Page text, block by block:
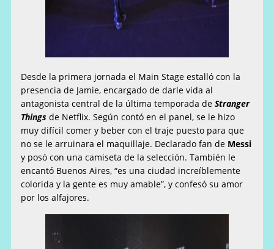
Desde la primera jornada el Main Stage estalló con la
presencia de Jamie, encargado de darle vida al
antagonista central de la última temporada deStranger
Things de Netflix. Según contó en el panel, se le hizo
muy difícil comer y beber con el traje puesto para que
no se le arruinara el maquillaje. Declarado fan de Messi
y posó con una camiseta de la selección. También le
encantó Buenos Aires, “es una ciudad increíblemente
colorida y la gente es muy amable”, y confesó su amor
por los alfajores.